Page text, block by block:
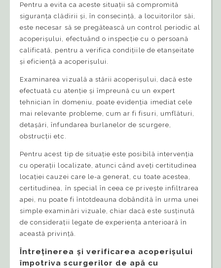
Pentru a evita ca aceste situații să compromită
siguranța clădirii și, în consecință, a locuitorilor săi,
este necesar să se pregătească un control periodic al
acoperișului, efectuând o inspecție cu o persoană
calificată, pentru a verifica condițiile de etanșeitate
și eficiență a acoperișului.
Examinarea vizuală a stării acoperișului, dacă este
efectuată cu atenție și împreună cu un expert
tehnician în domeniu, poate evidenția imediat cele
mai relevante probleme, cum ar fi fisuri, umflături,
detașări, înfundarea burlanelor de scurgere,
obstrucții etc.
Pentru acest tip de situație este posibilă intervenția
cu operații localizate, atunci când aveți certitudinea
locației cauzei care le-a generat, cu toate acestea,
certitudinea, în special în ceea ce privește infiltrarea
apei, nu poate fi întotdeauna dobândită în urma unei
simple examinări vizuale, chiar dacă este susținută
de considerații legate de experiența anterioară în
această privință.
Întreținerea și verificarea acoperișului
împotriva scurgerilor de apă cu